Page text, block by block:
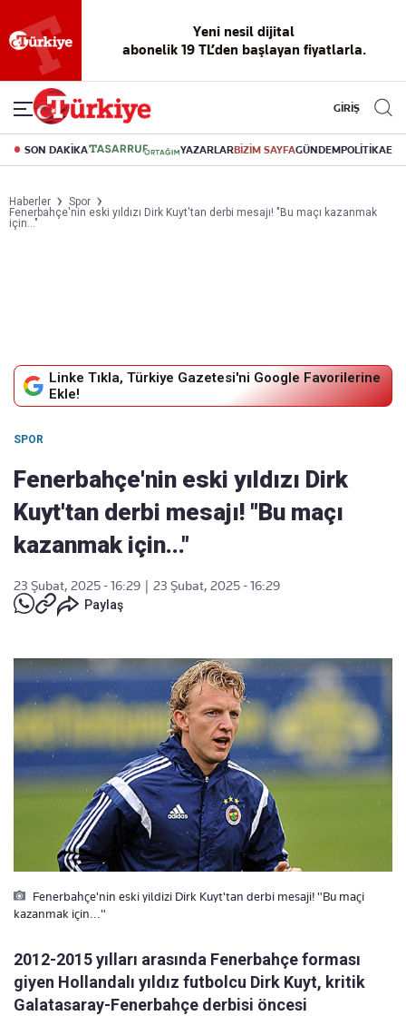
Yeni nesil dijital
abonelik 19 TL’den başlayan fiyatlarla.
GİRİŞ
SON DAKİKA YAZARLARBİZİM SAYFAGÜNDEMPOLİTİKA
Haberler
Spor
Fenerbahçe'nin eski yıldızı Dirk Kuyt'tan derbi mesajı! "Bu maçı kazanmak
için..."
Linke Tıkla, Türkiye Gazetesi'ni Google Favorilerine
Ekle!
SPOR
Fenerbahçe'nin eski yıldızı Dirk
Kuyt'tan derbi mesajı! "Bu maçı
kazanmak için..."
23 Şubat, 2025 - 16:29
23 Şubat, 2025 - 16:29
Paylaş
Fenerbahçe'nin eski yildizi Dirk Kuyt'tan derbi mesaji! "Bu maçi
kazanmak için..."
2012-2015 yılları arasında Fenerbahçe forması
giyen Hollandalı yıldız futbolcu Dirk Kuyt, kritik
Galatasaray-Fenerbahçe derbisi öncesi